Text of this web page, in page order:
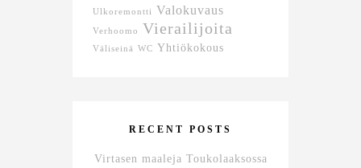
Ulkoremontti Valokuvaus
Verhoomo Vierailijoita
Väliseinä WC Yhtiökokous
RECENT POSTS
Virtasen maaleja Toukolaaksossa